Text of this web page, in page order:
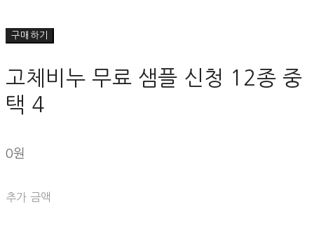
구매하기
고체비누 무료 샘플 신청 12종 중
택 4
0원
추가 금액